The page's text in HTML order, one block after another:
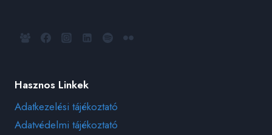
Hasznos Linkek
Adatkezelési tájékoztató
Adatvédelmi tájékoztató